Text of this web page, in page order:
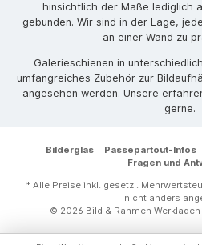
hinsichtlich der Maße lediglich
gebunden. Wir sind in der Lage,
an einer Wand zu
Galerieschienen in
umfangreiches Zubehör zur
angesehen werden. Unsere
gerne.
Bilderglas Passepartout-Infos
Fragen und
* Alle Preise inkl. gesetzl.
nicht anders
© 2026 Bild & Rahmen